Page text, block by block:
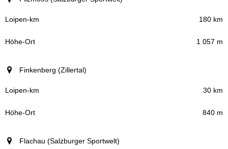
180 km
1 057 m
Finkenberg (Zillertal)
30 km
840 m
Flachau (Salzburger Sportwelt)